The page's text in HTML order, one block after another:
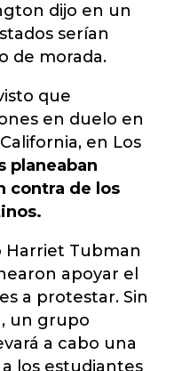
dijo en un
serían
de morada.
que
en duelo en
en Los
planeaban
contra de los
Harriet Tubman
apoyar el
a protestar. Sin
un grupo
a cabo una
los estudiantes